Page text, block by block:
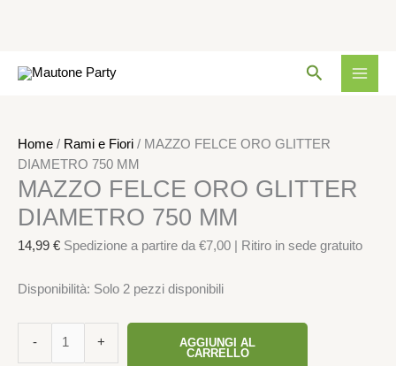
Cerca
Home / Rami e Fiori / MAZZO FELCE ORO GLITTER
DIAMETRO 750 MM
MAZZO FELCE ORO GLITTER
DIAMETRO 750 MM
14,99 € Spedizione a partire da €7,00 | Ritiro in sede gratuito
Disponibilità: Solo 2 pezzi disponibili
-
FELCE
DIAMETRO
750
MM
+
AGGIUNGI AL
CARRELLO